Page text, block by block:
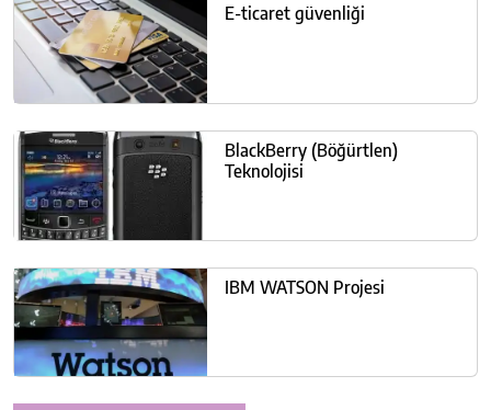
E-ticaret güvenliği
BlackBerry (Böğürtlen)
Teknolojisi
IBM WATSON Projesi